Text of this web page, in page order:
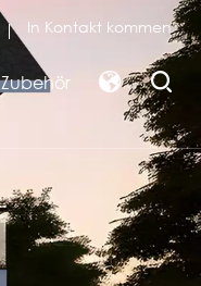
In Kontakt kommen
Zubehör